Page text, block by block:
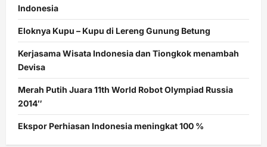
Indonesia
Eloknya Kupu – Kupu di Lereng Gunung Betung
Kerjasama Wisata Indonesia dan Tiongkok menambah
Devisa
Merah Putih Juara 11th World Robot Olympiad Russia
2014″
Ekspor Perhiasan Indonesia meningkat 100 %